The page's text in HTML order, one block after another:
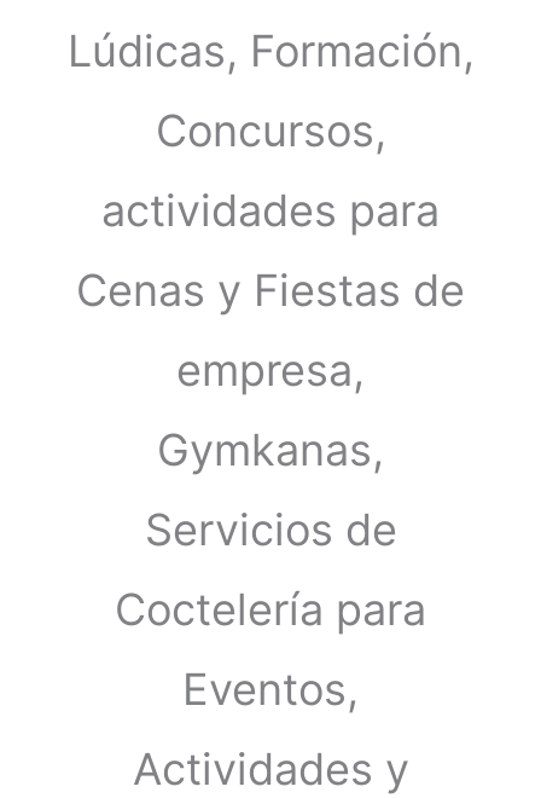
Lúdicas, Formación,
Concursos,
actividades para
Cenas y Fiestas de
empresa,
Gymkanas,
Servicios de
Coctelería para
Eventos,
Actividades y